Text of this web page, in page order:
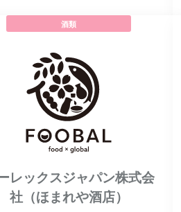
酒類
レックスジャパン株式会
社（ほまれや酒店）